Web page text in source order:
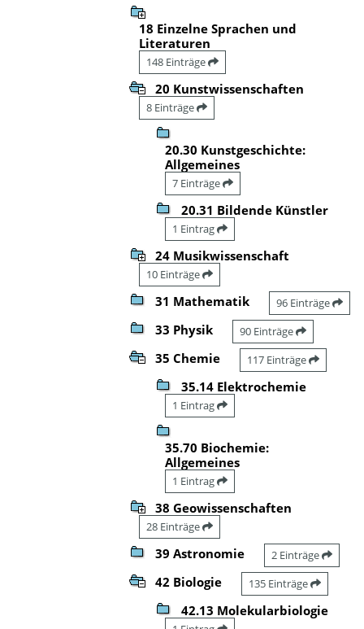
18 Einzelne Sprachen und
Literaturen
148 Einträge
20 Kunstwissenschaften
8 Einträge
20.30 Kunstgeschichte:
Allgemeines
7 Einträge
20.31 Bildende Künstler
1 Eintrag
24 Musikwissenschaft
10 Einträge
31 Mathematik 96 Einträge
33 Physik 90 Einträge
35 Chemie 117 Einträge
35.14 Elektrochemie
1 Eintrag
35.70 Biochemie:
Allgemeines
1 Eintrag
38 Geowissenschaften
28 Einträge
39 Astronomie 2 Einträge
42 Biologie 135 Einträge
42.13 Molekularbiologie